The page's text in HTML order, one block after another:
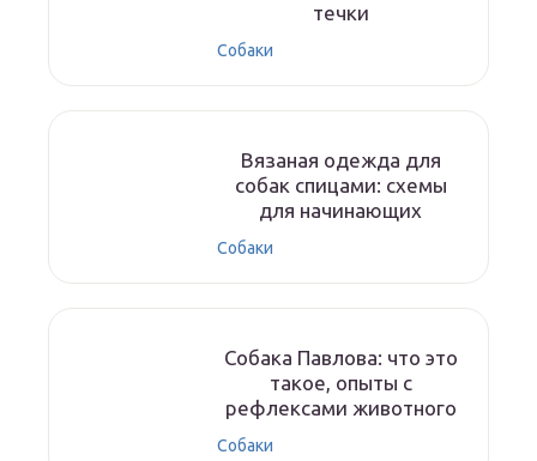
течки
Собаки
Вязаная одежда для
собак спицами: схемы
для начинающих
Собаки
Собака Павлова: что это
такое, опыты с
рефлексами животного
Собаки